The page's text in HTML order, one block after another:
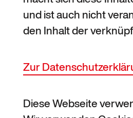
und ist auch nicht
den Inhalt der
Zur
Diese Webseite